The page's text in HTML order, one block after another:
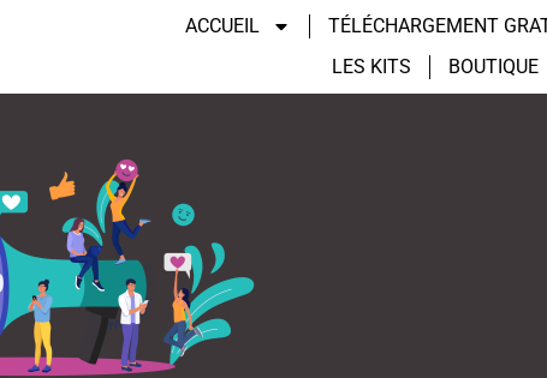
ACCUEIL TÉLÉCHARGEMENT
LES KITS
BOUTIQUE